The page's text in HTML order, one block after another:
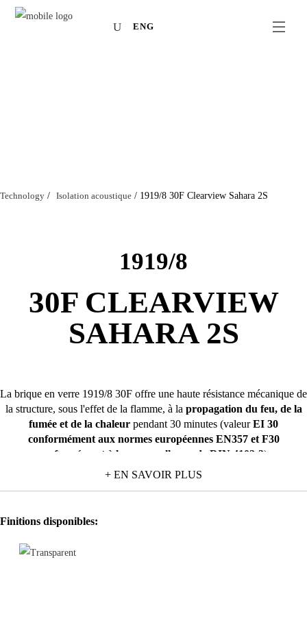
ENG
Technology / Isolation acoustique / 1919/8 30F Clearview Sahara 2S
1919/8
30F CLEARVIEW
SAHARA 2S
La brique en verre 1919/8 30F offre une haute résistance mécanique de
la structure, sous l'effet de la flamme, à la propagation du feu, de la
fumée et de la chaleur pendant 30 minutes (valeurEI 30
conformément aux normes européennes EN357 et F30
conformément à la norme allemande DIN 4102-3).
En effet, cette classe de résistance garantit à la structure, non seulement
la stabilité et la tenue, mais aussiun faible passage des radiations
les espaces protégés par la paroi de briques en verre.
La brique en verre 1919/8 30F est disponible dans le dessin de verre
lisse et en trois finitions (transparente, sablée sur 1 côté ou sur 2 côtés)
+ EN SAVOIR PLUS
Finitions disponibles: